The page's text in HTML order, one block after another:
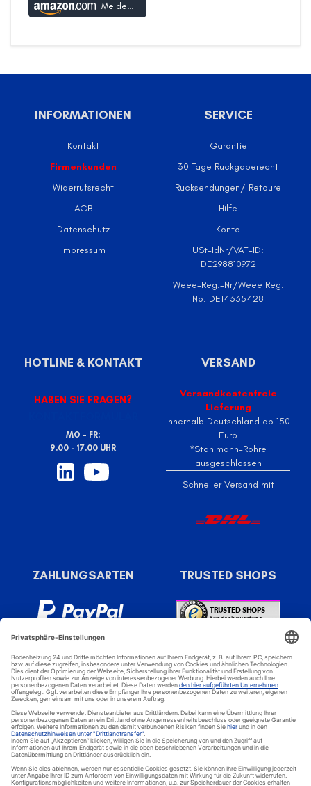
Melden Sie sich mit Amazon an
INFORMATIONEN
Kontakt
Firmenkunden
Widerrufsrecht
AGB
Datenschutz
Impressum
SERVICE
Garantie
30 Tage Ruckgaberecht
Rucksendungen/ Retoure
Hilfe
Konto
USt-IdNr/VAT-ID:
DE298810972
Weee-Reg.-Nr/Weee Reg.
No: DE14335428
HOTLINE & KONTAKT
HABEN SIE FRAGEN?
MO - FR:
9.00 - 17.00 UHR
VERSAND
Versandkostenfreie
Lieferung
innerhalb Deutschland ab 150
Euro
*Stahlmann-Rohre
ausgeschlossen
Schneller Versand mit
ZAHLUNGSARTEN TRUSTED SHOPS